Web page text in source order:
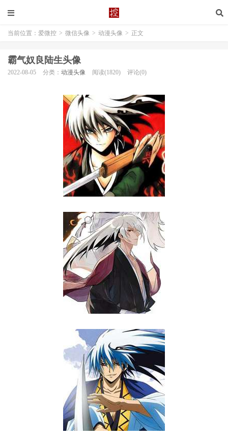
当前位置： 爱微控 > 微信头像 > 动漫头像 > 正文
霸气奴良陆生头像
2022-08-05 分类： 动漫头像 阅读(1820) 评论(0)